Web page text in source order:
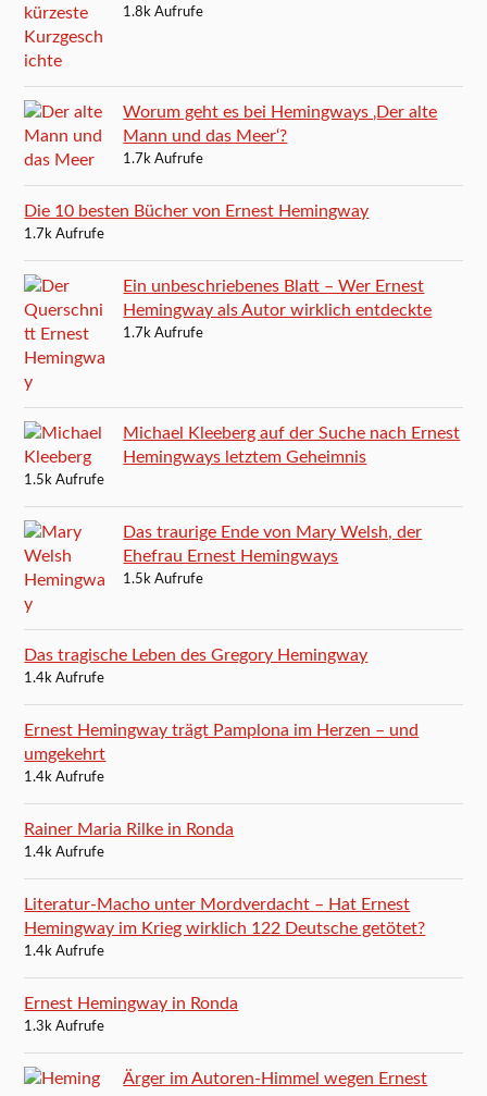
1.8k Aufrufe
Worum geht es bei Hemingways ‚Der alte
Mann und das Meer‘?
1.7k Aufrufe
Die 10 besten Bücher von Ernest Hemingway
1.7k Aufrufe
Ein unbeschriebenes Blatt – Wer Ernest
Hemingway als Autor wirklich entdeckte
1.7k Aufrufe
Michael Kleeberg auf der Suche nach Ernest
Hemingways letztem Geheimnis
1.5k Aufrufe
Das traurige Ende von Mary Welsh, der
Ehefrau Ernest Hemingways
1.5k Aufrufe
Das tragische Leben des Gregory Hemingway
1.4k Aufrufe
Ernest Hemingway trägt Pamplona im Herzen – und
umgekehrt
1.4k Aufrufe
Rainer Maria Rilke in Ronda
1.4k Aufrufe
Literatur-Macho unter Mordverdacht – Hat Ernest
Hemingway im Krieg wirklich 122 Deutsche getötet?
1.4k Aufrufe
Ernest Hemingway in Ronda
1.3k Aufrufe
Ärger im Autoren-Himmel wegen Ernest